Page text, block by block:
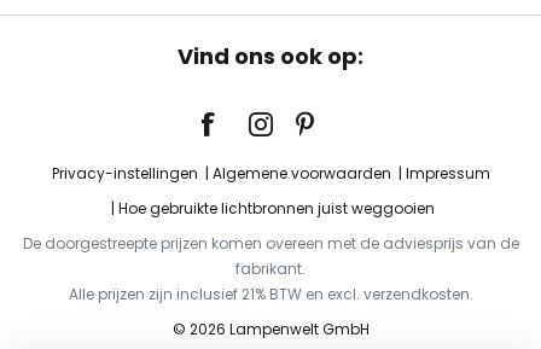
Vind ons ook op:
Privacy-instellingen Algemene voorwaarden
Impressum
Hoe gebruikte lichtbronnen juist weggooien
De doorgestreepte prijzen komen overeen met de adviesprijs van de
fabrikant.
Alle prijzen zijn inclusief 21% BTW en excl. verzendkosten.
© 2026 Lampenwelt GmbH